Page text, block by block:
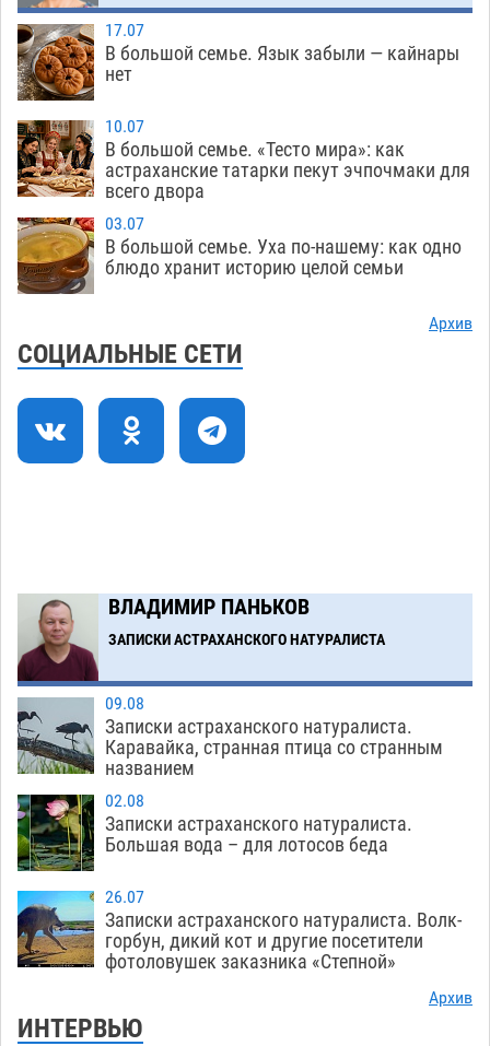
стал героем мурала
08.08 565
13:10
Подросток, перебегавший дорогу вне
перехода, попал под колеса авто в Астрахани
12:02
Астраханский следком помог подростку
получить зарплату за честный труд
10:51
Фаворитская ноша: астраханские
гандболисты крупно проиграли пермякам
09:00
Лидеры чеченской диаспоры в Астрахани
Никольской
18:00
Завтра астраханцы проведут день в режиме
17.07
В большой семье. Язык забыли — кайнары
нет
10.07
В большой семье. «Тесто мира»: как
астраханские татарки пекут эчпочмаки для
всего двора
03.07
В большой семье. Уха по-нашему: как одно
блюдо хранит историю целой семьи
Архив
СОЦИАЛЬНЫЕ СЕТИ
ВЛАДИМИР ПАНЬКОВ
ЗАПИСКИ АСТРАХАНСКОГО НАТУРАЛИСТА
09.08
Записки астраханского натуралиста.
Каравайка, странная птица со странным
названием
02.08
Записки астраханского натуралиста.
Большая вода – для лотосов беда
26.07
Записки астраханского натуралиста. Волк-
горбун, дикий кот и другие посетители
фотоловушек заказника «Степной»
Архив
ИНТЕРВЬЮ